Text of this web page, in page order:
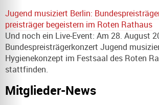
Jugend musiziert Berlin:
preisträger begeistern im Roten Rathaus
Und noch ein Live-Event: Am 28. August
Bundespreisträgerkonzert Jugend
Hygienekonzept im Festsaal des Roten
stattfinden.
Mitglieder-News